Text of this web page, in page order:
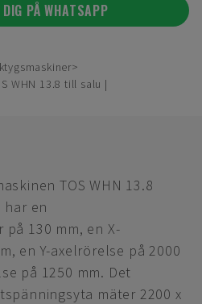
PÅ WHATSAPP
WHN 13.8 till salu |
TOS WHN 13.8
har en
130 mm, en X-
en Y-axelrörelse på 2000
på 1250 mm. Det
mäter 2200 x